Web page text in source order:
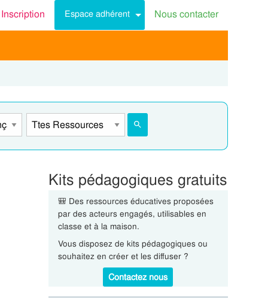
Inscription Espace adhérent Nous contacter
Kits pédagogiques gratuits
🎒 Des ressources éducatives proposées
par des acteurs engagés, utilisables en
classe et à la maison.
Vous disposez de kits pédagogiques ou
souhaitez en créer et les diffuser ?
Contactez nous